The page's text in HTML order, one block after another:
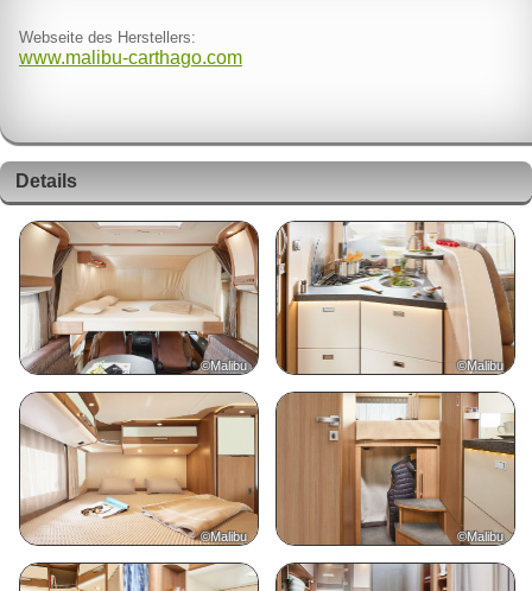
Webseite des Herstellers:
www.malibu-carthago.com
Details
©Malibu ©Malibu
©Malibu ©Malibu